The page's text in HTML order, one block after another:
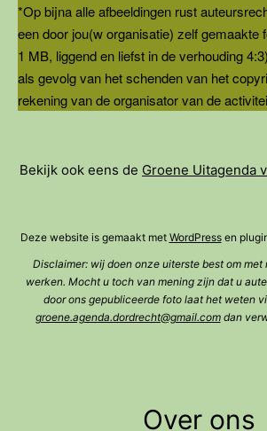
*Op bijna alle afbeeldingen rust
een door jou(w organisatie) zelf gemaakte
1 MB, liggend en liefst in de verhouding
als gevolg van het schenden van het
rekening van de organisator van de
Bekijk ook eens de Groene Uitagenda
Deze website is gemaakt met WordPressen
Disclaimer: wij doen onze uiterste best om met
werken. Mocht u toch van mening zijn dat u
door ons gepubliceerde foto laat het weten
groene.agenda.dordrecht@gmail.comdan
Over ons